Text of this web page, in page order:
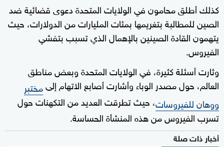
كذلك أطلق محامون في الولايات المتحدة دعوى قضائية ضد
الصين للمطالبة بتغريمها بمئات المليارات من الدولارات، حيث
يتهمون القادة الصينين بالإهمال الذي تسبب بتفشي
الفيروس.
وثارت أسئلة كثيرة، في الولايات المتحدة وبعض مناطق
العالم، حول مصدر الوباء وأشارت أصابع الاتهام إلىمختبر
ووهان للفيروسات، حيث تطرقت العديد من التكهنات حول
تسرب الفيروس من هذه المنشأة الحساسة.
أخبار ذات صلة